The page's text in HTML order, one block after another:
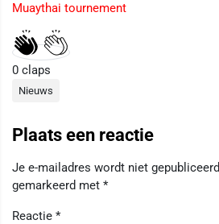
Muaythai tournement
0 claps
Nieuws
Plaats een reactie
Je e-mailadres wordt niet
gemarkeerd met *
Reactie *